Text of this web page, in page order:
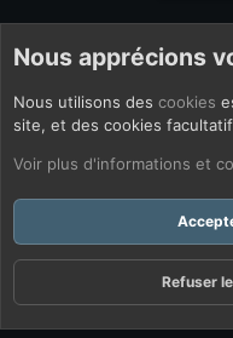
Nous apprécions
Nous utilisons des cookies
site, et des cookies
Voir plus d'informations et
Refuser